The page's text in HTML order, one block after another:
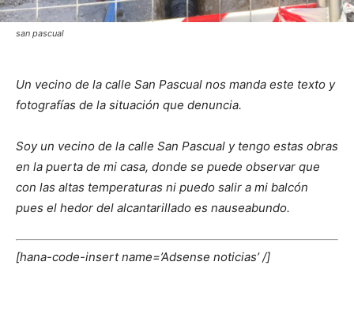
san pascual
Un vecino de la calle San Pascual nos manda este texto y
fotografías de la situación que denuncia.
Soy un vecino de la calle San Pascual y tengo estas obras
en la puerta de mi casa, donde se puede observar que
con las altas temperaturas ni puedo salir a mi balcón
pues el hedor del alcantarillado es nauseabundo.
[hana-code-insert name=’Adsense noticias’ /]